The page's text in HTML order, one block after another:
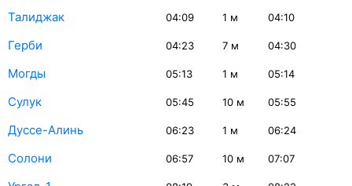
Талиджак 04:09 1 м 04:10
Герби 04:23 7 м 04:30
Могды 05:13 1 м 05:14
Сулук 05:45 10 м 05:55
Дуссе-Алинь 06:23 1 м 06:24
Солони 06:57 10 м 07:07